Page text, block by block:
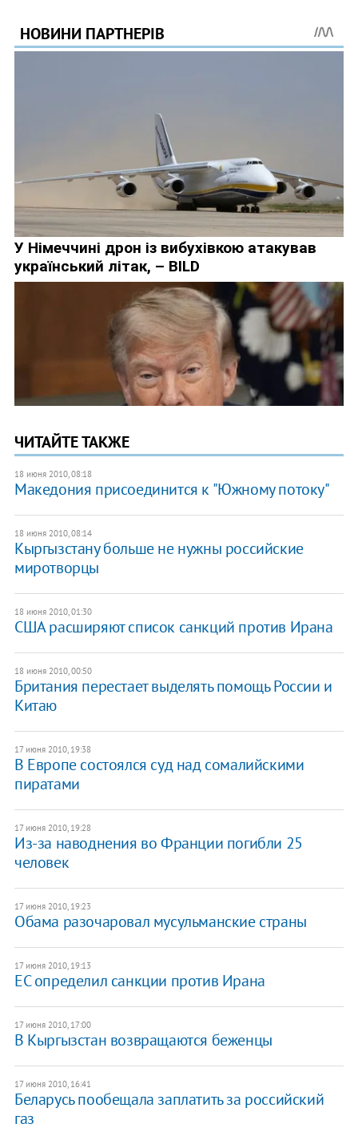
ЧИТАЙТЕ ТАКЖЕ
18 июня 2010, 08:18
Македония присоединится к "Южному потоку"
18 июня 2010, 08:14
Кыргызстану больше не нужны российские
миротворцы
18 июня 2010, 01:30
США расширяют список санкций против Ирана
18 июня 2010, 00:50
Британия перестает выделять помощь России и
Китаю
17 июня 2010, 19:38
В Европе состоялся суд над сомалийскими
пиратами
17 июня 2010, 19:28
Из-за наводнения во Франции погибли 25
человек
17 июня 2010, 19:23
Обама разочаровал мусульманские страны
17 июня 2010, 19:13
ЕС определил санкции против Ирана
17 июня 2010, 17:00
В Кыргызстан возвращаются беженцы
17 июня 2010, 16:41
Беларусь пообещала заплатить за российский
газ